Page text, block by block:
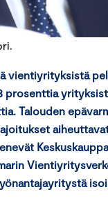
vientiyrityksistä
prosenttia
Talouden